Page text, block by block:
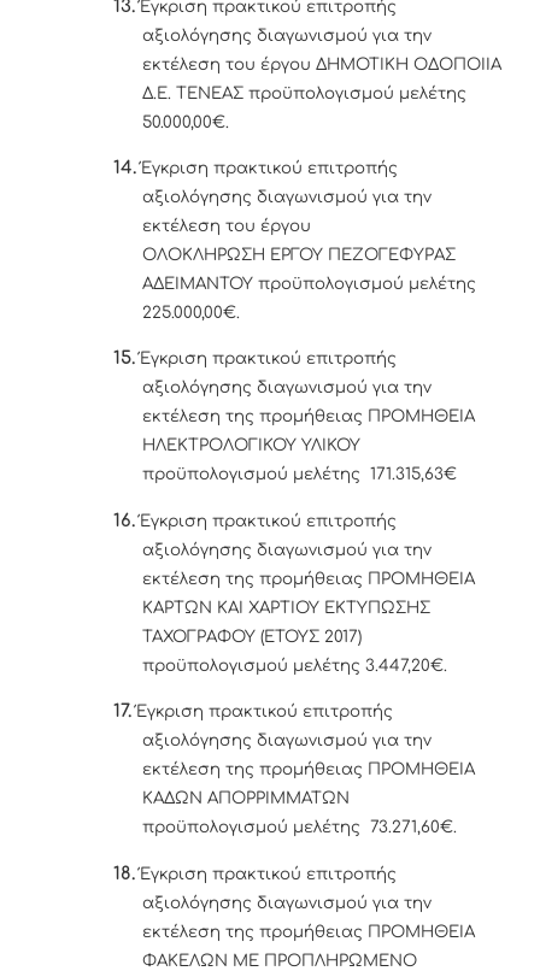
13. Έγκριση πρακτικού επιτροπής
αξιολόγησης διαγωνισμού για την
εκτέλεση του έργου ΔΗΜΟΤΙΚΗ ΟΔΟΠΟΙΙΑ
Δ.Ε. ΤΕΝΕΑΣ προϋπολογισμού μελέτης
50.000,00€.
14. Έγκριση πρακτικού επιτροπής
αξιολόγησης διαγωνισμού για την
εκτέλεση του έργου
ΟΛΟΚΛΗΡΩΣΗ ΕΡΓΟΥ ΠΕΖΟΓΕΦΥΡΑΣ
ΑΔΕΙΜΑΝΤΟΥ προϋπολογισμού μελέτης
225.000,00€.
15. Έγκριση πρακτικού επιτροπής
αξιολόγησης διαγωνισμού για την
εκτέλεση της προμήθειας ΠΡΟΜΗΘΕΙΑ
ΗΛΕΚΤΡΟΛΟΓΙΚΟΥ ΥΛΙΚΟΥ
προϋπολογισμού μελέτης 171.315,63€
16. Έγκριση πρακτικού επιτροπής
αξιολόγησης διαγωνισμού για την
εκτέλεση της προμήθειας ΠΡΟΜΗΘΕΙΑ
ΚΑΡΤΩΝ ΚΑΙ ΧΑΡΤΙΟΥ ΕΚΤΥΠΩΣΗΣ
ΤΑΧΟΓΡΑΦΟΥ (ΕΤΟΥΣ 2017)
προϋπολογισμού μελέτης 3.447,20€.
17. Έγκριση πρακτικού επιτροπής
αξιολόγησης διαγωνισμού για την
εκτέλεση της προμήθειας ΠΡΟΜΗΘΕΙΑ
ΚΑΔΩΝ ΑΠΟΡΡΙΜΜΑΤΩΝ
προϋπολογισμού μελέτης 73.271,60€.
18. Έγκριση πρακτικού επιτροπής
αξιολόγησης διαγωνισμού για την
εκτέλεση της προμήθειας ΠΡΟΜΗΘΕΙΑ
ΦΑΚΕΛΩΝ ΜΕ ΠΡΟΠΛΗΡΩΜΕΝΟ